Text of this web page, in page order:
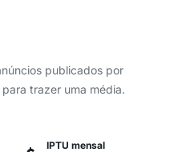
publicados por
trazer uma média.
IPTU mensal